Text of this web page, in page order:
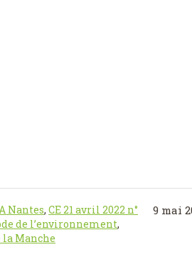
9 mai
Nantes, CE 21 avril 2022 n°
de l’environnement,
Manche